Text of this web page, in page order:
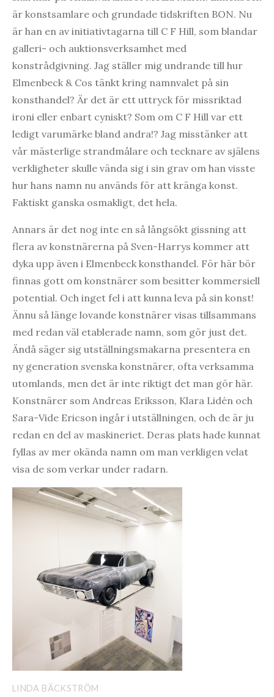
är konstsamlare och grundade tidskriften BON. Nu
är han en av initiativtagarna till C F Hill, som blandar
galleri- och auktionsverksamhet med
konstrådgivning. Jag ställer mig undrande till hur
Elmenbeck & Cos tänkt kring namnvalet på sin
konsthandel? Är det är ett uttryck för missriktad
ironi eller enbart cyniskt? Som om C F Hill var ett
ledigt varumärke bland andra!? Jag misstänker att
vår mästerlige strandmålare och tecknare av själens
verkligheter skulle vända sig i sin grav om han visste
hur hans namn nu används för att kränga konst.
Faktiskt ganska osmakligt, det hela.
Annars är det nog inte en så långsökt gissning att
flera av konstnärerna på Sven-Harrys kommer att
dyka upp även i Elmenbeck konsthandel. För här bör
finnas gott om konstnärer som besitter kommersiell
potential. Och inget fel i att kunna leva på sin konst!
Ännu så länge lovande konstnärer visas tillsammans
med redan väl etablerade namn, som gör just det.
Ändå säger sig utställningsmakarna presentera en
ny generation svenska konstnärer, ofta verksamma
utomlands, men det är inte riktigt det man gör här.
Konstnärer som Andreas Eriksson, Klara Lidén och
Sara-Vide Ericson ingår i utställningen, och de är ju
redan en del av maskineriet. Deras plats hade kunnat
fyllas av mer okända namn om man verkligen velat
visa de som verkar under radarn.
LINDA BÄCKSTRÖM